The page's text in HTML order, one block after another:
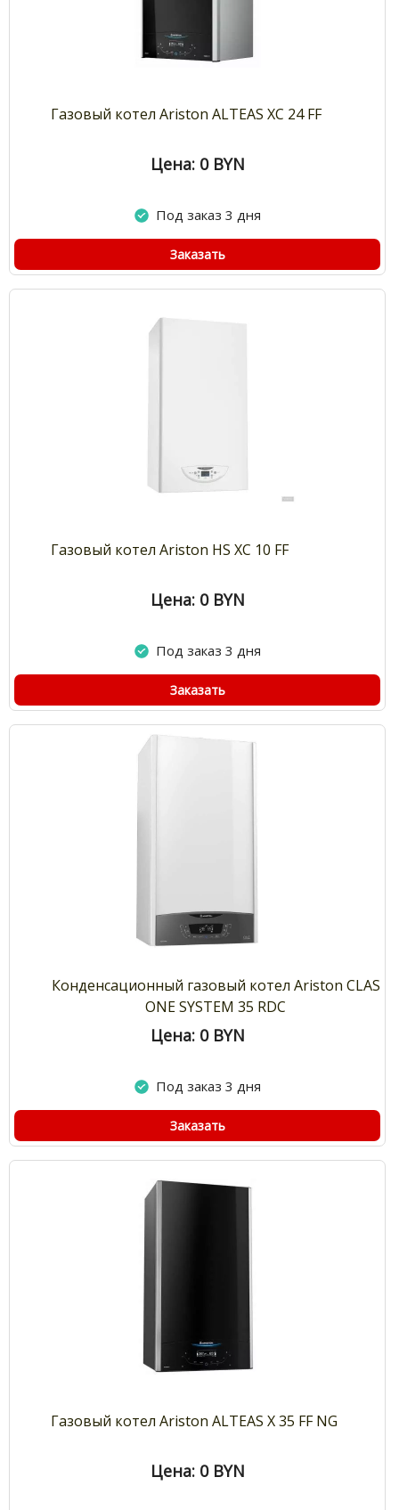
Газовый котел Ariston ALTEAS XC 24 FF
Цена: 0 BYN
Под заказ 3 дня
Заказать
Газовый котел Ariston HS XC 10 FF
Цена: 0 BYN
Под заказ 3 дня
Заказать
Конденсационный газовый котел Ariston CLAS
ONE SYSTEM 35 RDC
Цена: 0 BYN
Под заказ 3 дня
Заказать
Газовый котел Ariston ALTEAS X 35 FF NG
Цена: 0 BYN